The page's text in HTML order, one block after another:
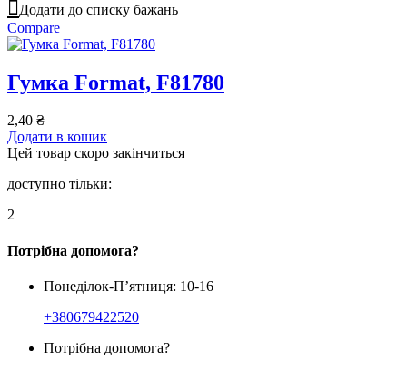
Додати до списку бажань
Compare
Гумка Format, F81780
2,40 ₴
Додати в кошик
Цей товар скоро закінчиться
доступно тільки:
2
Потрібна допомога?
Понеділок-П’ятниця: 10-16
+380679422520
Потрібна допомога?